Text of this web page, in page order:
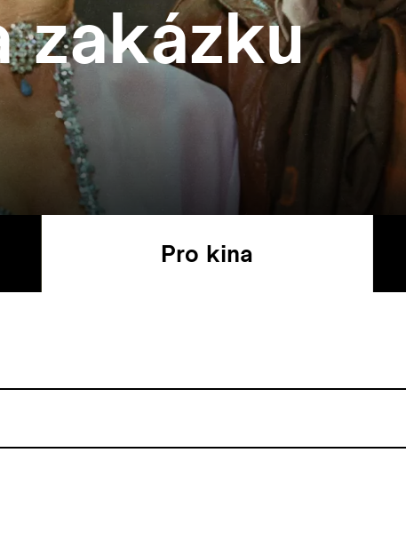
zakázku
Pro kina